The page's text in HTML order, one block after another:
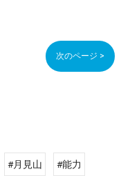
次のページ >
#月見山 #能力